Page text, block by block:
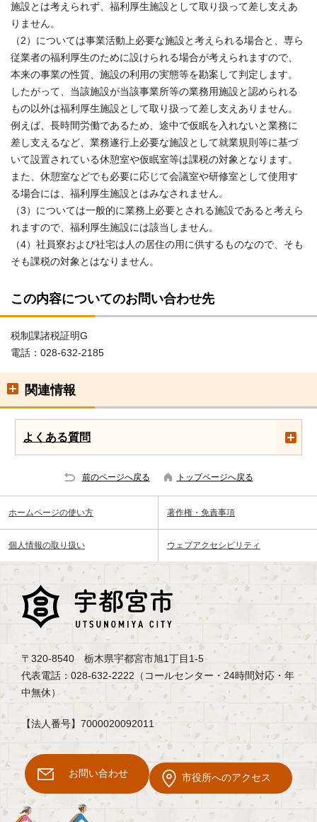
施設とは考えられず、福利厚生施設として取り扱って差し支えあ
りません。
（2）については事業活動上必要な施設と考えられる場合と、専ら
従業者の福利厚生のために設けられる場合が考えられますので、
本来の事業の性質、施設の利用の実態等を勘案して判定します。
したがって、当該施設が当該事業所等の業務用施設と認められる
もの以外は福利厚生施設として取り扱って差し支えありません。
例えば、長時間労働であるため、途中で仮眠を入れないと業務に
差し支えるなど、業務遂行上必要な施設として就業規則等に基づ
いて設置されている休憩室や仮眠室等は課税の対象となります。
また、休憩室などでも必要に応じて会議室や研修室として使用す
る場合には、福利厚生施設とはみなされません。
（3）については一般的に業務上必要とされる施設であると考えら
れますので、福利厚生施設には該当しません。
（4）社員寮および社宅は人の居住の用に供するものなので、そも
そも課税の対象とはなりません。
この内容についてのお問い合わせ先
税制課諸税証明G
電話：028-632-2185
関連情報
よくある質問
前のページへ戻る トップページへ戻る
ホームページの使い方 著作権・免責事項
個人情報の取り扱い ウェブアクセシビリティ
〒320-8540 栃木県宇都宮市旭1丁目1-5
代表電話：028-632-2222（コールセンター・24時間対応・年
中無休）
【法人番号】7000020092011
お問い合わせ 市役所へのアクセス